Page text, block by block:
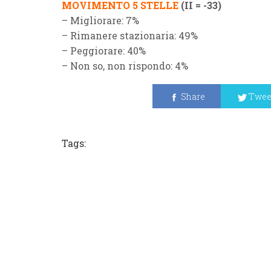
MOVIMENTO 5 STELLE (II = -33)
– Migliorare: 7%
– Rimanere stazionaria: 49%
– Peggiorare: 40%
– Non so, non rispondo: 4%
Share
Tags: